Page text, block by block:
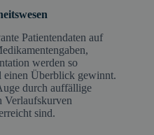
Patientendaten auf
werden so
einen Überblick gewinnt.
durch auffällige
Verlaufskurven
sind.